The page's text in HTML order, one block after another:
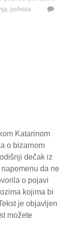
, psihoza
Katarinom
o bizarnom
dečak iz
da ne
o pojavi
kojima bi
je objavljen
možete